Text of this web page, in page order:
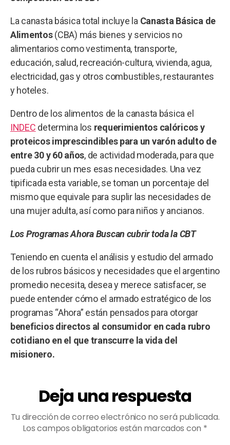
La canasta básica total incluye la Canasta Básica de
Alimentos(CBA) más bienes y servicios no
alimentarios como vestimenta, transporte,
educación, salud, recreación-cultura, vivienda, agua,
electricidad, gas y otros combustibles, restaurantes
y hoteles.
Dentro de los alimentos de la canasta básica el
INDEC determina los requerimientos calóricos y
proteicos imprescindibles para un varón adulto de
entre 30 y 60 años, de actividad moderada, para que
pueda cubrir un mes esas necesidades. Una vez
tipificada esta variable, se toman un porcentaje del
mismo que equivale para suplir las necesidades de
una mujer adulta, así como para niños y ancianos.
Los Programas Ahora Buscan cubrir toda la CBT
Teniendo en cuenta el análisis y estudio del armado
de los rubros básicos y necesidades que el argentino
promedio necesita, desea y merece satisfacer, se
puede entender cómo el armado estratégico de los
programas “Ahora” están pensados para otorgar
beneficios directos al consumidor en cada rubro
cotidiano en el que transcurre la vida del
misionero.
Deja una respuesta
Tu dirección de correo electrónico no será publicada.
Los campos obligatorios están marcados con *